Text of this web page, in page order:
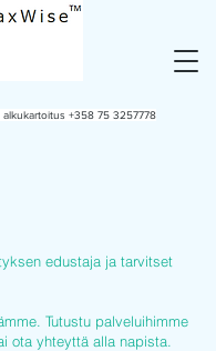
alkukartoitus +358 75 3257778
edustaja ja tarvitset
Tutustu palveluihimme
ota yhteyttä alla napista.